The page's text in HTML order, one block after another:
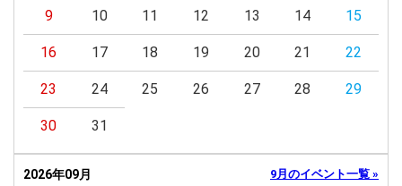
9 10 11 12 13 14 15
16 17 18 19 20 21 22
23 24 25 26 27 28 29
30 31
2026年09月 9月のイベント一覧 »